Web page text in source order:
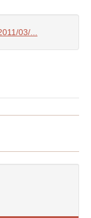
03/...